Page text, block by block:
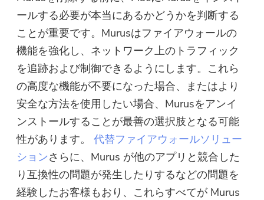
ールする必要が本当にあるかどうかを判断する
ことが重要です。Murusはファイアウォールの
機能を強化し、ネットワーク上のトラフィック
を追跡および制御できるようにします。これら
の高度な機能が不要になった場合、またはより
安全な方法を使用したい場合、Murusをアンイ
ンストールすることが最善の選択肢となる可能
性があります。代替ファイアウォールソリュー
ションさらに、Murus が他のアプリと競合した
り互換性の問題が発生したりするなどの問題を
経験したお客様もおり、これらすべてが Murus